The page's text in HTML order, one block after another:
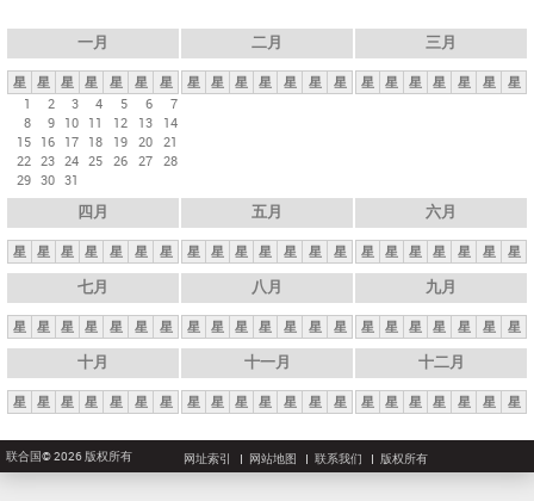
一月
星 星 星 星 星 星
星
1
2 3 4 5 6
7
8
9 10 11 12 13
14
15 16 17 18 19 20 21
22 23 24 25 26 27 28
29 30 31
二月
星 星 星 星 星 星 星
三月
星 星 星 星 星 星 星
四月
星 星 星 星 星 星 星
五月
星 星 星 星 星 星 星
六月
星 星 星 星 星 星 星
七月
星 星 星 星 星 星 星
八月
星 星 星 星 星 星 星
九月
星 星 星 星 星 星 星
十月
星 星 星 星 星 星 星
十一月
星 星 星 星 星 星 星
十二月
星 星 星 星 星 星 星
联合国© 2026 版权所有 网址索引 网站地图 联系我们 版权所有